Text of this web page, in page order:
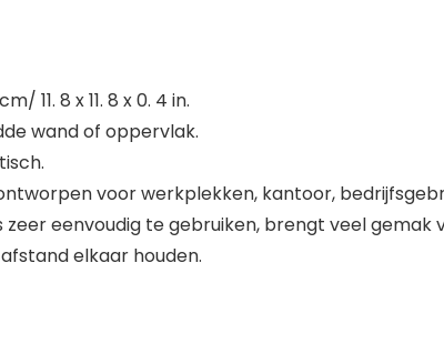
11. 8 x 11. 8 x 0. 4 in.
wand of oppervlak.
voor werkplekken, kantoor,
eenvoudig te gebruiken, brengt veel gemak
elkaar houden.